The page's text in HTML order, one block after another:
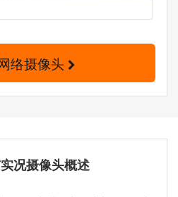
络摄像头
况摄像头概述